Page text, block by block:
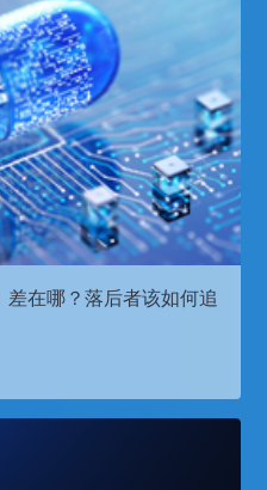
在哪？落后者该如何追